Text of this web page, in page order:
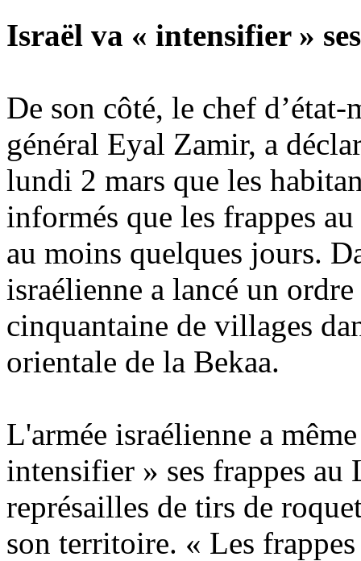
Israël va « intensifier »
De son côté, le chef
général Eyal Zamir, a
lundi 2 mars que les
informés que les frappes
au moins quelques jours.
israélienne a lancé un
cinquantaine de villages
orientale de la Bekaa.
L'armée israélienne a
intensifier » ses frappes
représailles de tirs de
son territoire. « Les